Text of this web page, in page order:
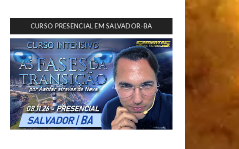
CURSO PRESENCIAL EM SALVADOR-BA